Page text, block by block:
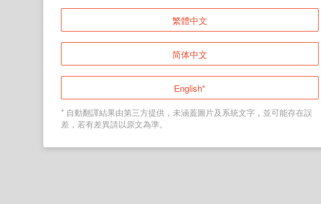
登入
返回首頁
繁體中文
简体中文
English*
* 自動翻譯結果由第三方提供，未涵蓋圖片及系統文字，並可能存在誤
差，若有差異請以原文為準。